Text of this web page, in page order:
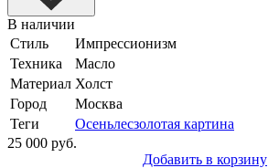
В наличии
Стиль
Импрессионизм
Техника
Масло
Материал Холст
Город
Москва
Теги
Осеньлесзолотая картина
25 000 руб.
Добавить в корзину